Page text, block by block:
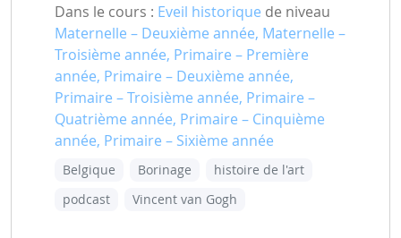
Dans le cours : Eveil historique de niveau
Maternelle – Deuxième année, Maternelle –
Troisième année, Primaire – Première
année, Primaire – Deuxième année,
Primaire – Troisième année, Primaire –
Quatrième année, Primaire – Cinquième
année, Primaire – Sixième année
Belgique Borinage
histoire de l'art
podcast
Vincent van Gogh